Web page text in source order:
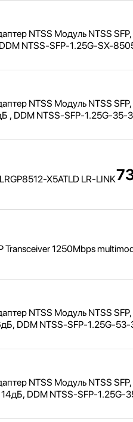
NTSS Модуль NTSS SFP,
NTSS-SFP-1.25G-SX-
NTSS Модуль NTSS SFP,
, DDM NTSS-SFP-1.25G-35-
X5ATLD LR-LINK
Transceiver 1250Mbps
NTSS Модуль NTSS SFP,
DDM NTSS-SFP-1.25G-53-
NTSS Модуль NTSS SFP,
DDM NTSS-SFP-1.25G-